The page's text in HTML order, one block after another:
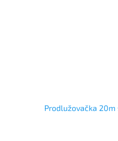
Prodlužovačka 20m